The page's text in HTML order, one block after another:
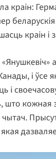
краін:
краін і
і
і
што кожная
чытач.